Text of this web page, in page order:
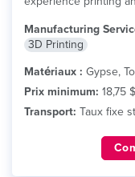
Manufacturing
3D Printing
Matériaux : Gypse,
Prix minimum: 18,75
Transport: Taux fixe